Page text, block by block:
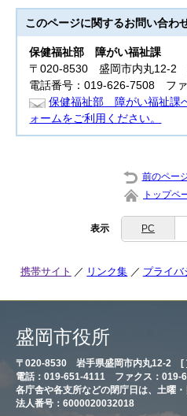
このページに関するお問い合わ
保健福祉部
障がい福祉課
〒020-8530 盛岡市内丸12-2
電話番号：019-626-7508 フ
保健福祉部 障がい福祉課
ォームをご利用ください。
前のペー
トップペ
表示 PC
携帯サイト リンク集 プライバ
盛岡市役所
〒020-8530 岩手県盛岡市内丸12-2 [
電話：019-651-4111 ファクス：019-
各庁舎や各支所などの閉庁日は、土曜・
法人番号：6000020032018